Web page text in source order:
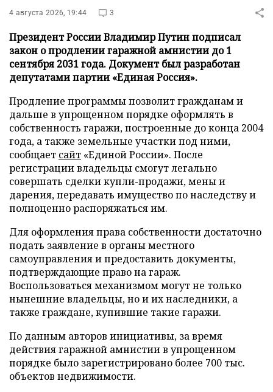
4 августа 2026, 19:44 3
Президент России Владимир Путин подписал
закон о продлении гаражной амнистии до 1
сентября 2031 года. Документ был разработан
депутатами партии «Единая Россия».
Продление программы позволит гражданам и
дальше в упрощенном порядке оформлять в
собственность гаражи, построенные до конца 2004
года, а также земельные участки под ними,
сообщает сайт «Единой России». После
регистрации владельцы смогут легально
совершать сделки купли-продажи, мены и
дарения, передавать имущество по наследству и
полноценно распоряжаться им.
Для оформления права собственности достаточно
подать заявление в органы местного
самоуправления и предоставить документы,
подтверждающие право на гараж.
Воспользоваться механизмом могут не только
нынешние владельцы, но и их наследники, а
также граждане, купившие такие гаражи.
По данным авторов инициативы, за время
действия гаражной амнистии в упрощенном
порядке было зарегистрировано более 700 тыс.
объектов недвижимости.